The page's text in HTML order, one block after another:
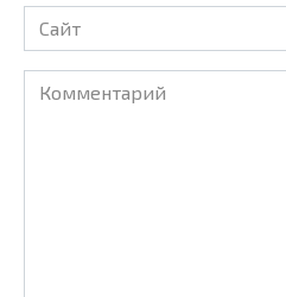
Сайт
Комментарий